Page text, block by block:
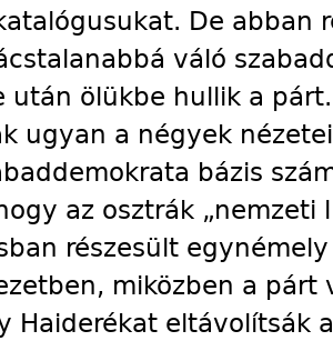
De abban
váló
után ölükbe hullik a
ugyan a négyek
bázis
az osztrák „nemzeti
részesült
miközben a
Haiderékat eltávolítsák